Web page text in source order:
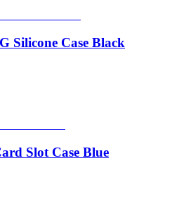
Silicone Case Black
Slot Case Blue